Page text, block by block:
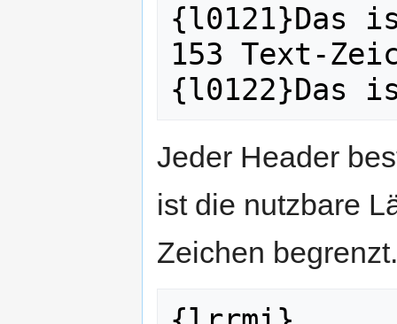
{l0121}Das
153 Text-
Jeder Header
ist die nutzbare
Zeichen